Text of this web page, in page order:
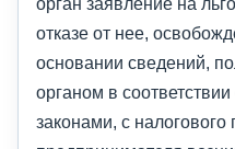
отказе от нее,
основании сведений,
органом в
законами, с